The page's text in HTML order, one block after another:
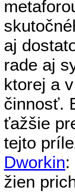
aj
rade aj
ktorej a
činnosť.
ťažšie
tejto
Dworkin:
žien